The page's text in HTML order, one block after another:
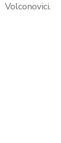
Volconovici.